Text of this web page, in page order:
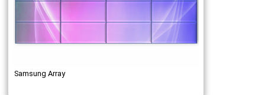
Samsung Array